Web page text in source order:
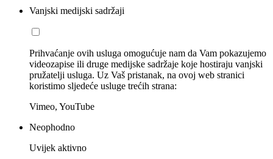
Vanjski medijski sadržaji
Prihvaćanje ovih usluga omogućuje nam da Vam pokazujemo
videozapise ili druge medijske sadržaje koje hostiraju vanjski
pružatelji usluga. Uz Vaš pristanak, na ovoj web stranici
koristimo sljedeće usluge trećih strana:
Vimeo, YouTube
Neophodno
Uvijek aktivno